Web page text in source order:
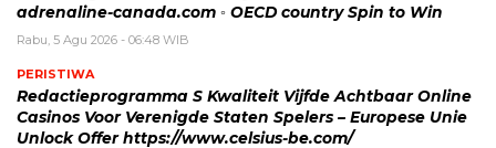
adrenaline-canada.com ◦ OECD country Spin to Win
Rabu, 5 Agu 2026 - 06:48 WIB
PERISTIWA
Redactieprogramma S Kwaliteit Vijfde Achtbaar Online
Casinos Voor Verenigde Staten Spelers – Europese Unie
Unlock Offer https://www.celsius-be.com/